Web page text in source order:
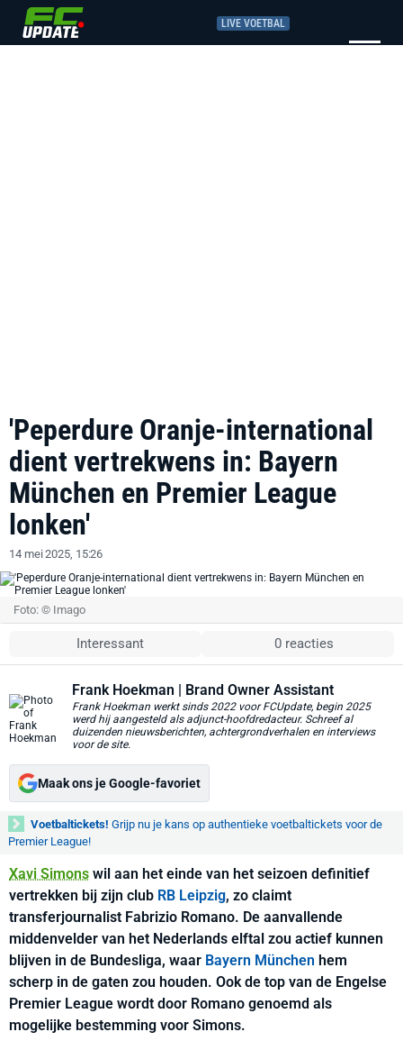
LIVE VOETBAL
'Peperdure Oranje-international
dient vertrekwens in: Bayern
München en Premier League
lonken'
14 mei 2025, 15:26
Foto: © Imago
Interessant 0 reacties
Frank Hoekman | Brand Owner Assistant
Frank Hoekman werkt sinds 2022 voor FCUpdate, begin 2025
werd hij aangesteld als adjunct-hoofdredacteur. Schreef al
duizenden nieuwsberichten, achtergrondverhalen en interviews
voor de site.
Maak ons je Google-favoriet
Voetbaltickets! Grijp nu je kans op authentieke voetbaltickets voor de
Premier League!
Xavi Simons wil aan het einde van het seizoen definitief
vertrekken bij zijn club RB Leipzig, zo claimt
transferjournalist Fabrizio Romano. De aanvallende
middenvelder van het Nederlands elftal zou actief kunnen
blijven in de Bundesliga, waar Bayern München hem
scherp in de gaten zou houden. Ook de top van de Engelse
Premier League wordt door Romano genoemd als
mogelijke bestemming voor Simons.